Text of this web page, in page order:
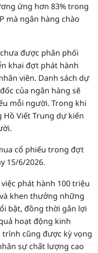
ứng hơn 83% trong
mà ngân hàng chào
được phân phối
khai đợt phát hành
viên. Danh sách dự
của ngân hàng sẽ
mỗi người. Trong khi
Hồ Viết Trung dự kiến
cổ phiếu trong đợt
15/6/2026.
phát hành 100 triệu
khen thưởng những
bật, đồng thời gắn lợi
hoạt động kinh
cũng được kỳ vọng
sự chất lượng cao